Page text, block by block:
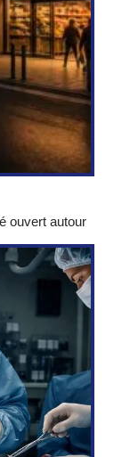
ouvert autour